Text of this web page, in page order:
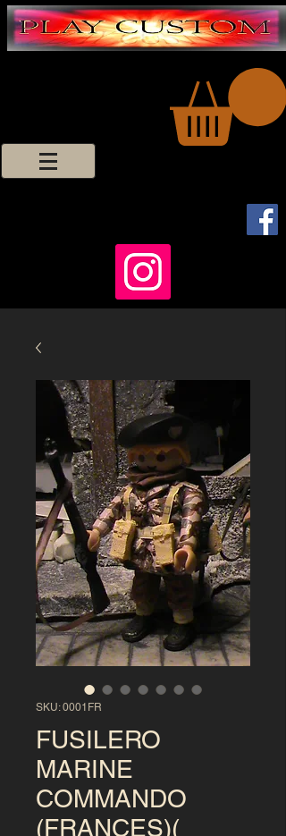
SKU: 0001FR
FUSILERO
MARINE
COMMANDO
(FRANCES)(